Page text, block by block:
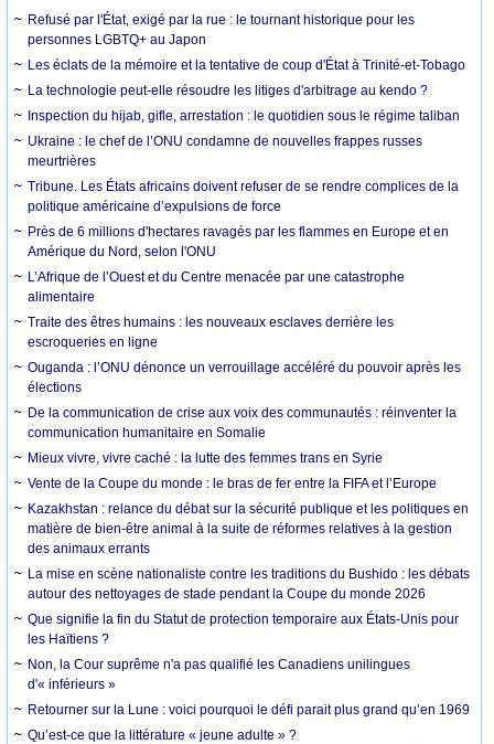
Refusé par l'État, exigé par la rue : le tournant historique pour les
personnes LGBTQ+ au Japon
Les éclats de la mémoire et la tentative de coup d'État à Trinité-et-Tobago
La technologie peut-elle résoudre les litiges d'arbitrage au kendo ?
Inspection du hijab, gifle, arrestation : le quotidien sous le régime taliban
Ukraine : le chef de l’ONU condamne de nouvelles frappes russes
meurtrières
Tribune. Les États africains doivent refuser de se rendre complices de la
politique américaine d’expulsions de force
Près de 6 millions d'hectares ravagés par les flammes en Europe et en
Amérique du Nord, selon l'ONU
L’Afrique de l’Ouest et du Centre menacée par une catastrophe
alimentaire
Traite des êtres humains : les nouveaux esclaves derrière les
escroqueries en ligne
Ouganda : l’ONU dénonce un verrouillage accéléré du pouvoir après les
élections
De la communication de crise aux voix des communautés : réinventer la
communication humanitaire en Somalie
Mieux vivre, vivre caché : la lutte des femmes trans en Syrie
Vente de la Coupe du monde : le bras de fer entre la FIFA et l’Europe
Kazakhstan : relance du débat sur la sécurité publique et les politiques en
matière de bien-être animal à la suite de réformes relatives à la gestion
des animaux errants
La mise en scène nationaliste contre les traditions du Bushido : les débats
autour des nettoyages de stade pendant la Coupe du monde 2026
Que signifie la fin du Statut de protection temporaire aux États-Unis pour
les Haïtiens ?
Non, la Cour suprême n'a pas qualifié les Canadiens unilingues
d'« inférieurs »
Retourner sur la Lune : voici pourquoi le défi parait plus grand qu’en 1969
Qu’est-ce que la littérature « jeune adulte » ?